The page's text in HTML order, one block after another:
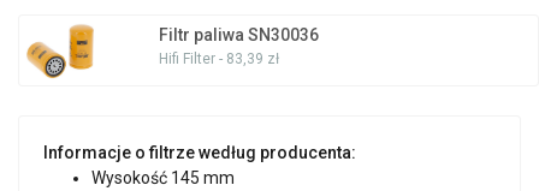
Filtr paliwa SN30036
Hifi Filter - 83,39 zł
Informacje o filtrze według producenta:
Wysokość 145 mm